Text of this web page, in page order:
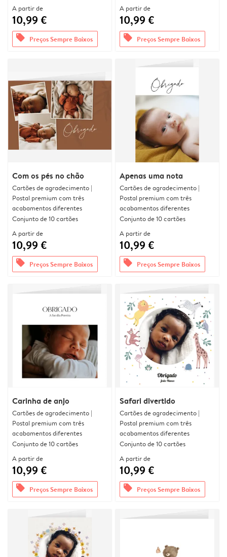
A partir de
10,99 €
offers Preços Sempre Baixos
A partir de
10,99 €
offers Preços Sempre Baixos
Com os pés no chão
Cartões de agradecimento |
Postal premium com três
acabamentos diferentes
Conjunto de 10 cartões
A partir de
10,99 €
offers Preços Sempre Baixos
Apenas uma nota
Cartões de agradecimento |
Postal premium com três
acabamentos diferentes
Conjunto de 10 cartões
A partir de
10,99 €
offers Preços Sempre Baixos
Carinha de anjo
Cartões de agradecimento |
Postal premium com três
acabamentos diferentes
Conjunto de 10 cartões
A partir de
10,99 €
offers Preços Sempre Baixos
Safari divertido
Cartões de agradecimento |
Postal premium com três
acabamentos diferentes
Conjunto de 10 cartões
A partir de
10,99 €
offers Preços Sempre Baixos